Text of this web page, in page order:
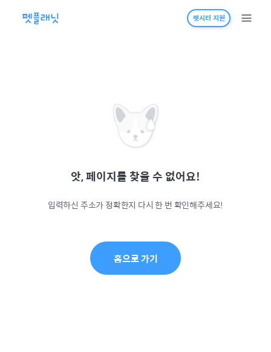
펫시터 지원
앗, 페이지를 찾을 수 없어요!
입력하신 주소가 정확한지 다시 한 번 확인해주세요!
홈으로 가기